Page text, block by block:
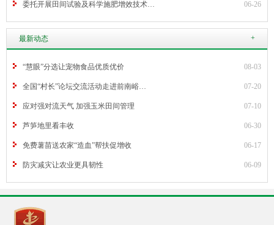
委托开展田间试验及科学施肥增效技术… 06-26
最新动态 +
“慧眼”分选让宠物食品优质优价 08-03
全国“村长”论坛交流活动走进前南峪… 07-20
应对强对流天气 加强玉米田间管理 07-10
芦笋地里看丰收 06-30
免费薯苗送农家“造血”帮扶促增收 06-17
防灾减灾让农业更具韧性 06-09